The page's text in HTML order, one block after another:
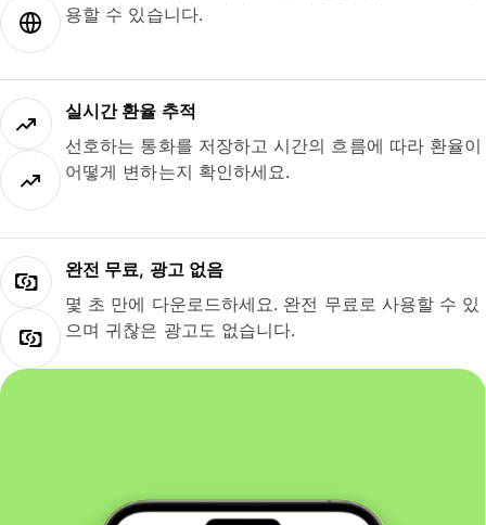
용할 수 있습니다.
실시간 환율 추적
선호하는 통화를 저장하고 시간의 흐름에 따라 환율이
어떻게 변하는지 확인하세요.
완전 무료, 광고 없음
몇 초 만에 다운로드하세요. 완전 무료로 사용할 수 있
으며 귀찮은 광고도 없습니다.